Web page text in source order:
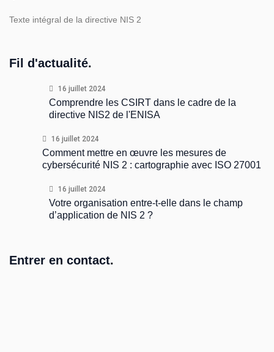
Texte intégral de la directive NIS 2
Fil d'actualité.
16 juillet 2024
Comprendre les CSIRT dans le cadre de la
directive NIS2 de l'ENISA
16 juillet 2024
Comment mettre en œuvre les mesures de
cybersécurité NIS 2 : cartographie avec ISO 27001
16 juillet 2024
Votre organisation entre-t-elle dans le champ
d’application de NIS 2 ?
Entrer en contact.